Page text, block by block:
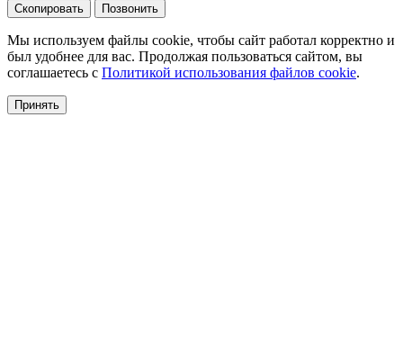
Скопировать Позвонить
Мы используем файлы cookie, чтобы сайт работал корректно и
был удобнее для вас. Продолжая пользоваться сайтом, вы
соглашаетесь с Политикой использования файлов cookie.
Принять